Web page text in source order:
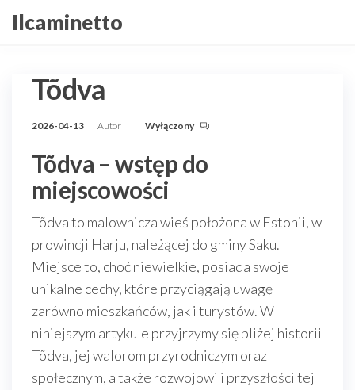
Przejdź
doIlcaminetto
Tõdva
2026-04-13 Autor Wyłączony
Tõdva – wstęp do
miejscowości
Tõdva to malownicza wieś położona w Estonii, w
prowincji Harju, należącej do gminy Saku.
Miejsce to, choć niewielkie, posiada swoje
unikalne cechy, które przyciągają uwagę
zarówno mieszkańców, jak i turystów. W
niniejszym artykule przyjrzymy się bliżej historii
Tõdva, jej walorom przyrodniczym oraz
społecznym, a także rozwojowi i przyszłości tej